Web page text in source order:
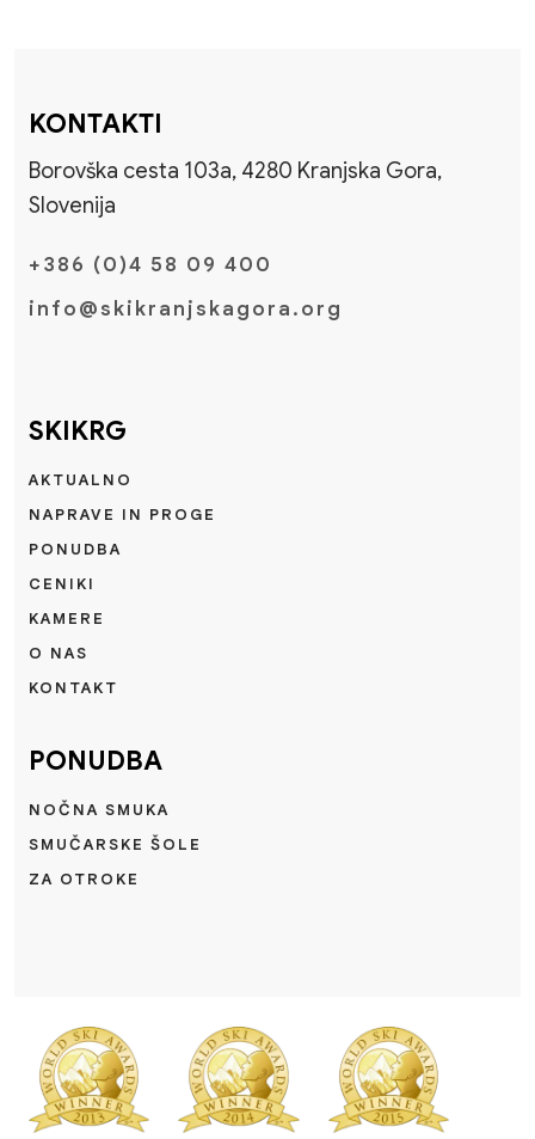
KONTAKTI
Borovška cesta 103a, 4280 Kranjska Gora,
Slovenija
+386 (0)4 58 09 400
info@skikranjskagora.org
SKIKRG
AKTUALNO
NAPRAVE IN PROGE
PONUDBA
CENIKI
KAMERE
O NAS
KONTAKT
PONUDBA
NOČNA SMUKA
SMUČARSKE ŠOLE
ZA OTROKE